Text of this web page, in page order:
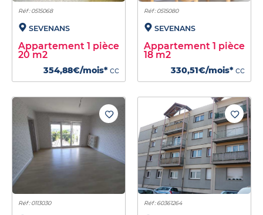
Réf : 0515068
SEVENANS
Appartement 1 pièce
20 m2
354,88€/mois* cc
Réf : 0515080
SEVENANS
Appartement 1 pièce
18 m2
330,51€/mois* cc
Réf : 0113030 Réf : 60361264